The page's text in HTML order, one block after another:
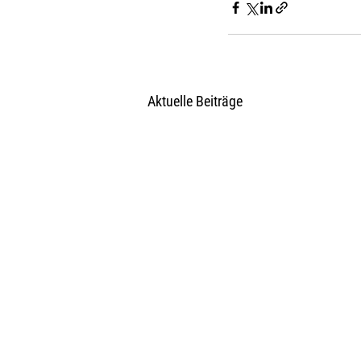
Aktuelle Beiträge